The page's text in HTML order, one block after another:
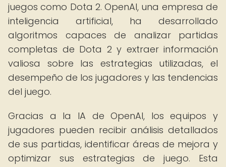
juegos como Dota 2. OpenAI, una empresa de
inteligencia artificial, ha desarrollado
algoritmos capaces de analizar partidas
completas de Dota 2 y extraer información
valiosa sobre las estrategias utilizadas, el
desempeño de los jugadores y las tendencias
del juego.
Gracias a la IA de OpenAI, los equipos y
jugadores pueden recibir análisis detallados
de sus partidas, identificar áreas de mejora y
optimizar sus estrategias de juego. Esta